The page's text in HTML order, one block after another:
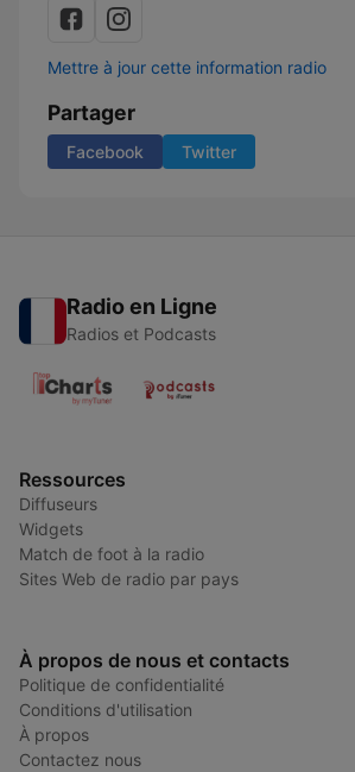
Mettre à jour cette information radio
Partager
Facebook Twitter
Radio en Ligne
Radios et Podcasts
Ressources
Diffuseurs
Widgets
Match de foot à la radio
Sites Web de radio par pays
À propos de nous et contacts
Politique de confidentialité
Conditions d'utilisation
À propos
Contactez nous